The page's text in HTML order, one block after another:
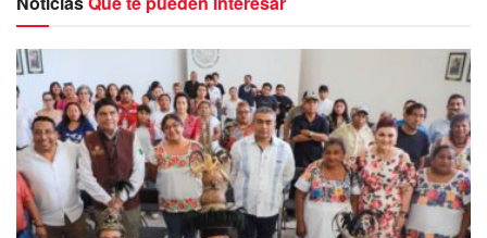
En base a la información que han señalado algunas
personas que dicen haberla visto, indican que la vieron
hace dos semanas compartiendo en la playa junto a dos
hombres y se presume estaba en un estado inconveniente,
y por este motivo su maleta habría sido robada con todas
sus pertenencias en su interior, lo que propició que desde
entonces su familia perdiera todo contacto con ella.